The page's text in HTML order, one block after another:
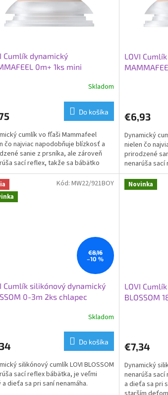
Cumlík dynamický
0m+ 1ks mini
Skladom
Do košíka
cumlík vo fľaši Mammafeel
čo najviac napodobňuje blízkosť a
sanie z prsníka, ale zároveň
sací reflex, takže sa bábätko
voľne vracať k...
LOVI
€6,93
Dynamický
nielen čo
prirodzené
nenarúša
môže voľne
€8,16
–10 %
Cumlík silikónový dynamický
0-3m 2ks chlapec
Skladom
Do košíka
silikónový cumlík LOVI BLOSSOM
sací reflex bábätka, je veľmi
a dieťa sa pri saní nenamáha.
Kód: MW22/921BOY Novinka
LOVI
BLOSSOM
€7,34
Dynamický
nenarúša
a dieťa sa pri